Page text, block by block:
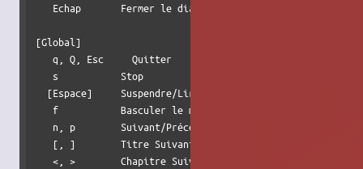
Echap
q, Q,
s
[Espace]
f
n, p
[, ]
<, >